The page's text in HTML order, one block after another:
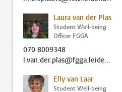
Laura van der Plas
Student Well-being
Officer FGGA
070 8009348
l.van.der.plas@fgga.leidenuniv.nl
Elly van Laar
Student Well-being